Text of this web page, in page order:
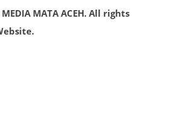
MATA ACEH. All rights